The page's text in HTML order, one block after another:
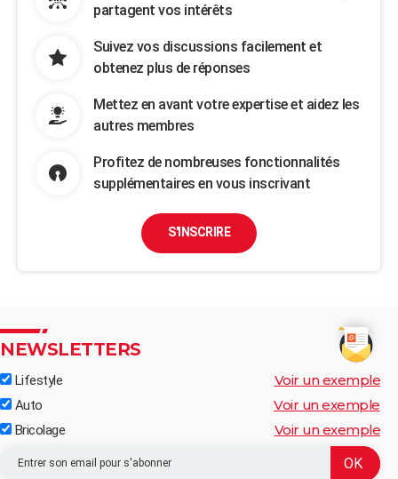
partagent vos intérêts
Suivez vos discussions facilement et
obtenez plus de réponses
Mettez en avant votre expertise et aidez les
autres membres
Profitez de nombreuses fonctionnalités
supplémentaires en vous inscrivant
S'INSCRIRE
NEWSLETTERS
Lifestyle Voir un exemple
Auto Voir un exemple
Bricolage Voir un exemple